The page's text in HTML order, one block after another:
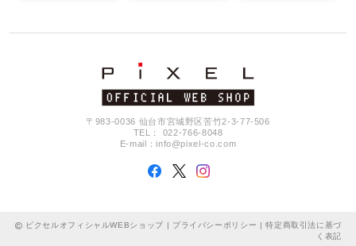
〒983-0036 仙台市宮城野区苦竹2-3-77-506
TEL： 022-766-8048
E-mail：info@pixel-co.com
ピクセルオフィシャルWEBショップ | プライバシーポリシー |特定商取引法に基づ
く表記